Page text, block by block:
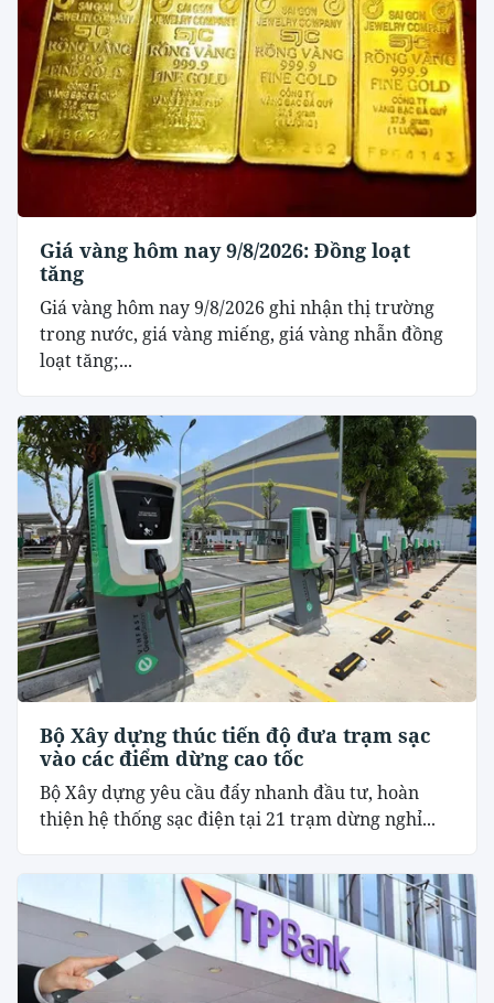
Giá vàng hôm nay 9/8/2026: Đồng loạt
tăng
Giá vàng hôm nay 9/8/2026 ghi nhận thị trường
trong nước, giá vàng miếng, giá vàng nhẫn đồng
loạt tăng;...
Bộ Xây dựng thúc tiến độ đưa trạm sạc
vào các điểm dừng cao tốc
Bộ Xây dựng yêu cầu đẩy nhanh đầu tư, hoàn
thiện hệ thống sạc điện tại 21 trạm dừng nghỉ...